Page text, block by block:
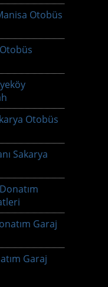
Otobüs
Otobüs
Sakarya
Garaj
Garaj